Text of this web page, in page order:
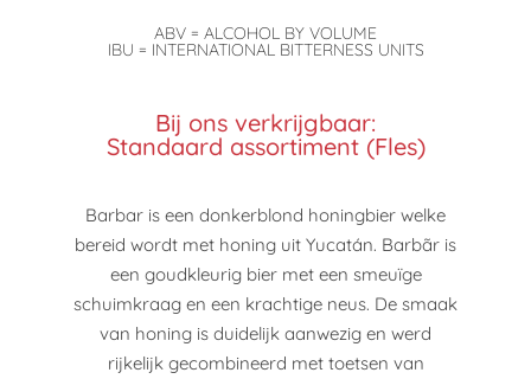
ABV = ALCOHOL BY VOLUME
IBU = INTERNATIONAL BITTERNESS UNITS
Bij ons verkrijgbaar:
Standaard assortiment (Fles)
Barbar is een donkerblond honingbier welke
bereid wordt met honing uit Yucatán. Barbãr is
een goudkleurig bier met een smeuïge
schuimkraag en een krachtige neus. De smaak
van honing is duidelijk aanwezig en werd
rijkelijk gecombineerd met toetsen van